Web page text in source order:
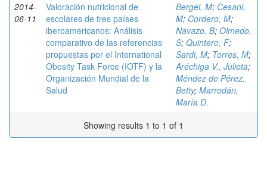
2014-
06-11
Valoración nutricional de
escolares de tres países
iberoamericanos: Análisis
comparativo de las referencias
propuestas por el International
Obesity Task Force (IOTF) y la
Organización Mundial de la
Salud
Bergel, M; Cesani,
M; Cordero, M;
Navazo, B; Olmedo,
S; Quintero, F;
Sardi, M; Torres, M;
Aréchiga V., Julieta;
Méndez de Pérez,
Betty; Marrodán,
María D.
Showing results 1 to 1 of 1